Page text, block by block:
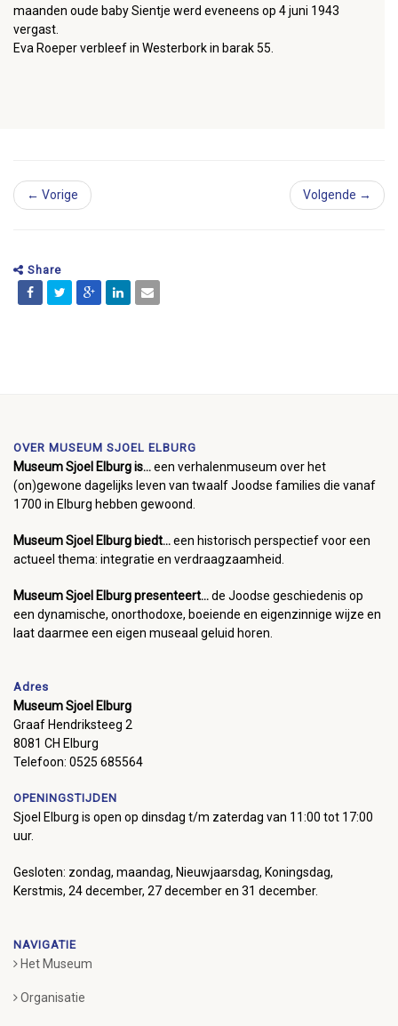
maanden oude baby Sientje werd eveneens op 4 juni 1943
vergast.
Eva Roeper verbleef in Westerbork in barak 55.
← Vorige Volgende →
Share
OVER MUSEUM SJOEL ELBURG
Museum Sjoel Elburg is...een verhalenmuseum over het
(on)gewone dagelijks leven van twaalf Joodse families die vanaf
1700 in Elburg hebben gewoond.
Museum Sjoel Elburg biedt...een historisch perspectief voor een
actueel thema: integratie en verdraagzaamheid.
Museum Sjoel Elburg presenteert...de Joodse geschiedenis op
een dynamische, onorthodoxe, boeiende en eigenzinnige wijze en
laat daarmee een eigen museaal geluid horen.
Adres
Museum Sjoel Elburg
Graaf Hendriksteeg 2
8081 CH Elburg
Telefoon: 0525 685564
OPENINGSTIJDEN
Sjoel Elburg is open op dinsdag t/m zaterdag van 11:00 tot 17:00
uur.
Gesloten: zondag, maandag, Nieuwjaarsdag, Koningsdag,
Kerstmis, 24 december, 27 december en 31 december.
NAVIGATIE
Het Museum
Organisatie